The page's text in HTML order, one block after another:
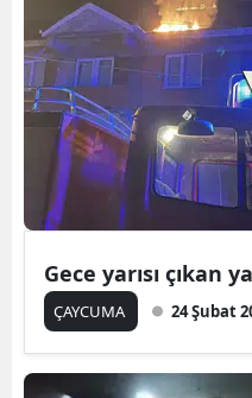
Gece yarısı çıkan
ÇAYCUMA 24 Şubat